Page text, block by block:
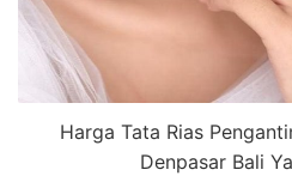
Harga Tata Rias
Denpasar Bali